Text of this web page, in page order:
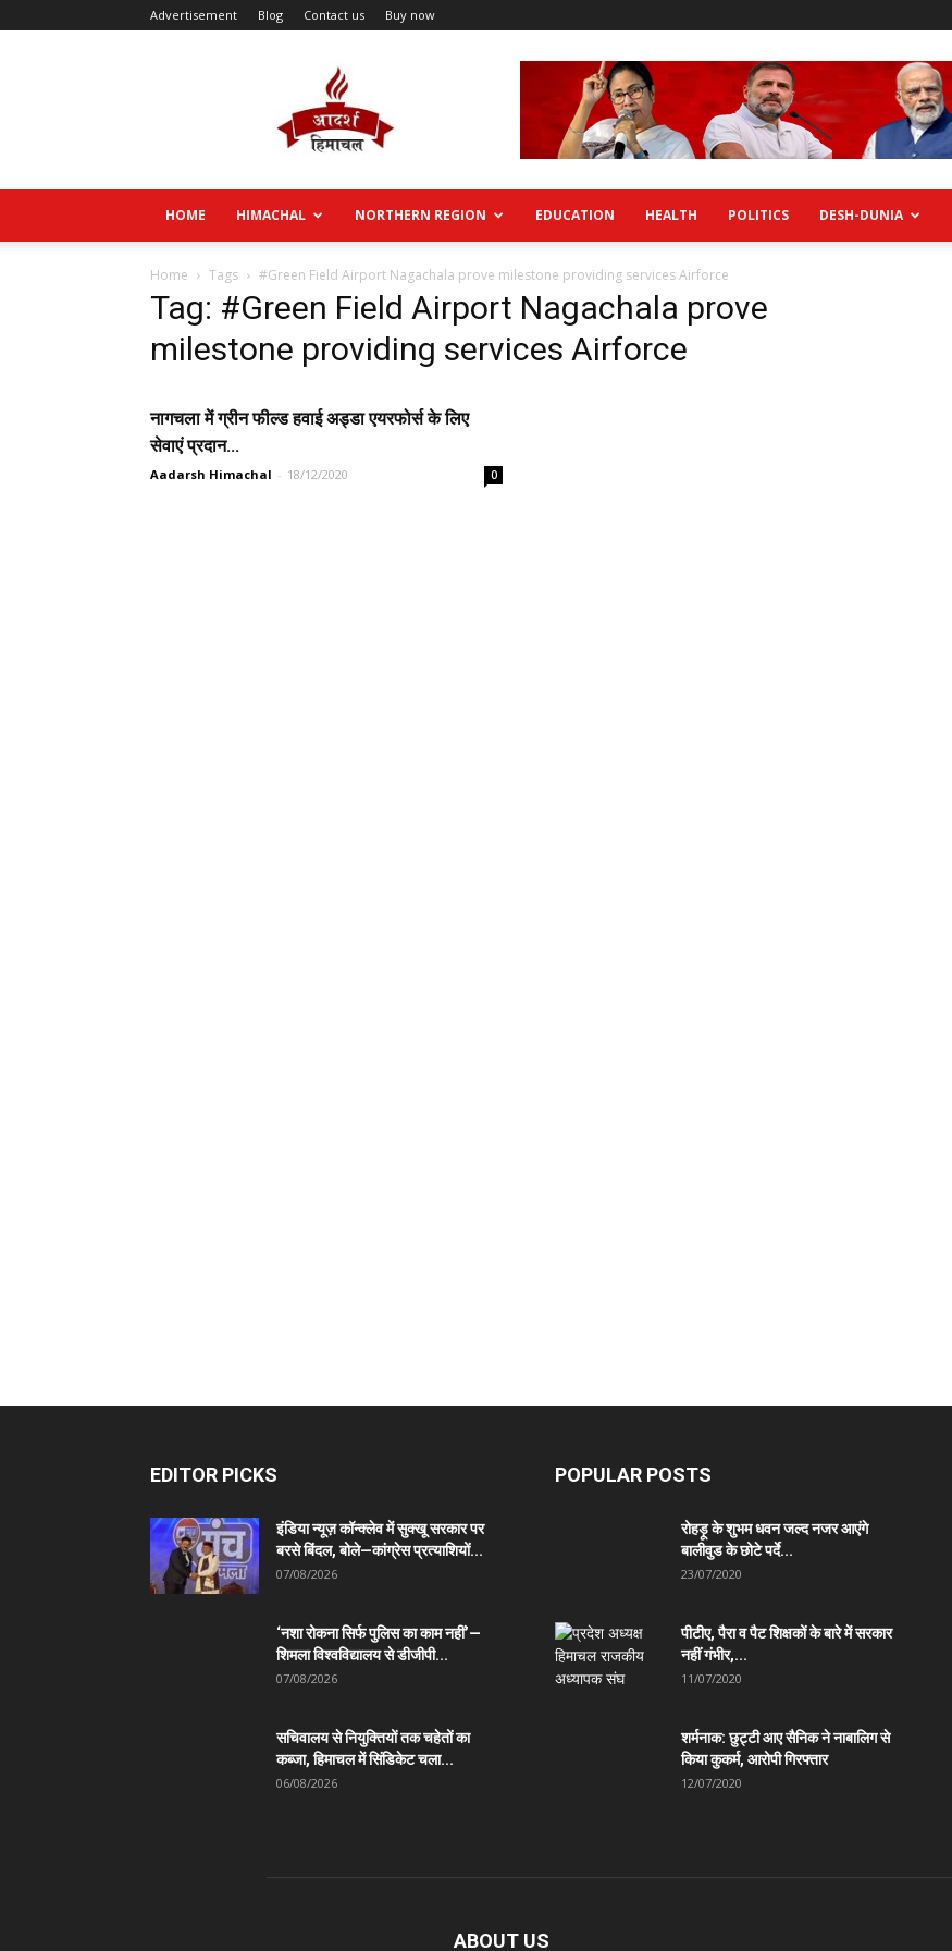
Advertisement Blog Contact us Buy now
HOME HIMACHAL NORTHERN REGION EDUCATION HEALTH POLITICS DESH-DUNIA
Home Tags #Green Field Airport Nagachala prove milestone providing services Airforce
Tag: #Green Field Airport Nagachala prove
milestone providing services Airforce
नागचला में ग्रीन फील्ड हवाई अड्डा एयरफोर्स के लिए
सेवाएं प्रदान...
Aadarsh Himachal - 18/12/2020 0
EDITOR PICKS
इंडिया न्यूज़ कॉन्क्लेव में सुक्खू सरकार पर
बरसे बिंदल, बोले—कांग्रेस प्रत्याशियों...
07/08/2026
‘नशा रोकना सिर्फ पुलिस का काम नहीं’—
शिमला विश्वविद्यालय से डीजीपी...
07/08/2026
सचिवालय से नियुक्तियों तक चहेतों का
कब्जा, हिमाचल में सिंडिकेट चला...
06/08/2026
POPULAR POSTS
रोहड़ू के शुभम धवन जल्द नजर आएंगे
बालीवुड के छोटे पर्दे...
23/07/2020
पीटीए, पैरा व पैट शिक्षकों के बारे में सरकार
नहीं गंभीर,...
11/07/2020
शर्मनाक: छुट्टी आए सैनिक ने नाबालिग से
किया कुकर्म, आरोपी गिरफ्तार
12/07/2020
ABOUT US